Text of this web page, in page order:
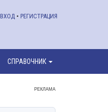
ВХОД • РЕГИСТРАЦИЯ
СПРАВОЧНИК
РЕКЛАМА